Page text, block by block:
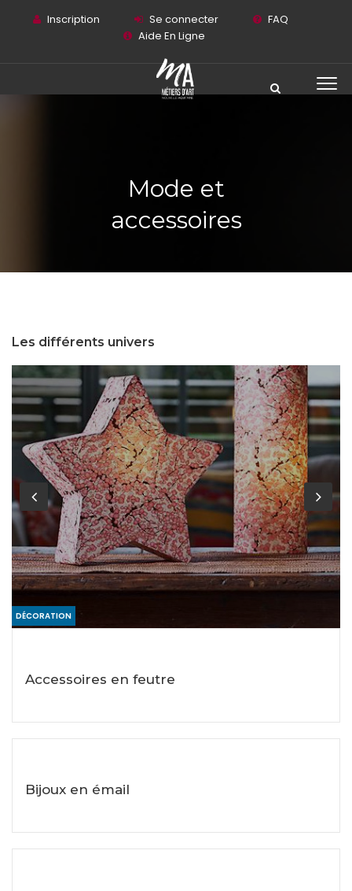
Inscription Se connecter
FAQ
Aide En Ligne
Mode et
accessoires
Les différents univers
DÉCORATION
Accessoires en feutre
Bijoux en émail